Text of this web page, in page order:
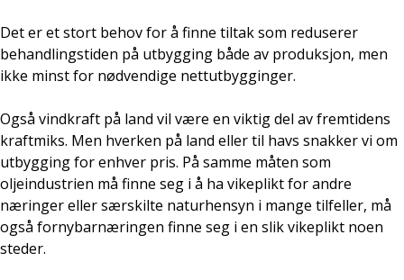
Det er et stort behov for å finne tiltak som reduserer
behandlingstiden på utbygging både av produksjon, men
ikke minst for nødvendige nettutbygginger.
Også vindkraft på land vil være en viktig del av fremtidens
kraftmiks. Men hverken på land eller til havs snakker vi om
utbygging for enhver pris. På samme måten som
oljeindustrien må finne seg i å ha vikeplikt for andre
næringer eller særskilte naturhensyn i mange tilfeller, må
også fornybarnæringen finne seg i en slik vikeplikt noen
steder.